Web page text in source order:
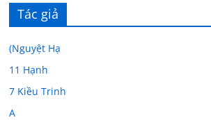
Tác giả
(Nguyệt Hạ
11 Hạnh
7 Kiều Trinh
A